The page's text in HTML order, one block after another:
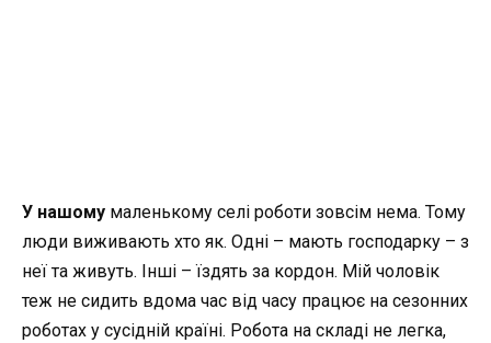
У нашому маленькому селі роботи зовсім нема. Тому
люди виживають хто як. Одні – мають господарку – з
неї та живуть. Інші – їздять за кордон. Мій чоловік
теж не сидить вдома час від часу працює на сезонних
роботах у сусідній країні. Робота на складі не легка,